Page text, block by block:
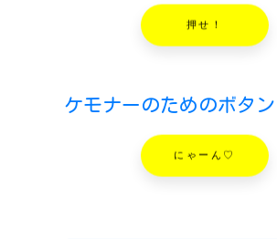
押せ！
ケモナーのためのボタン
にゃーん♡